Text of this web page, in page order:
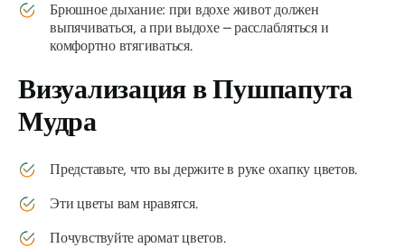
Брюшное дыхание: при вдохе живот должен
выпячиваться, а при выдохе – расслабляться и
комфортно втягиваться.
Визуализация вПушпапута
Мудра
Представьте, что вы держите в руке охапку цветов.
Эти цветы вам нравятся.
Почувствуйте аромат цветов.